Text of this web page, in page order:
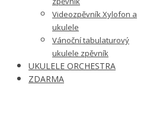
Videozpěvník Xylofon a
ukulele
Vánoční tabulaturový
ukulele zpěvník
UKULELE ORCHESTRA
ZDARMA